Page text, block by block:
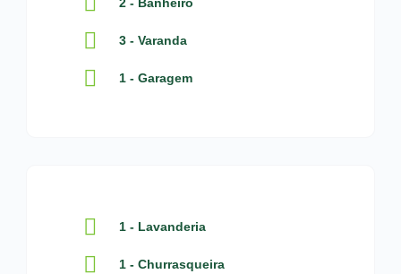
2 - Banheiro
3 - Varanda
1 - Garagem
1 - Lavanderia
1 - Churrasqueira